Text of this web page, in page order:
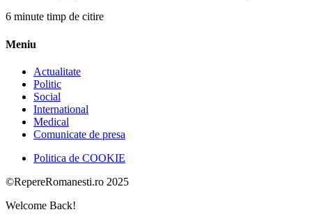
6 minute timp de citire
Meniu
Actualitate
Politic
Social
International
Medical
Comunicate de presa
Politica de COOKIE
©RepereRomanesti.ro 2025
Welcome Back!